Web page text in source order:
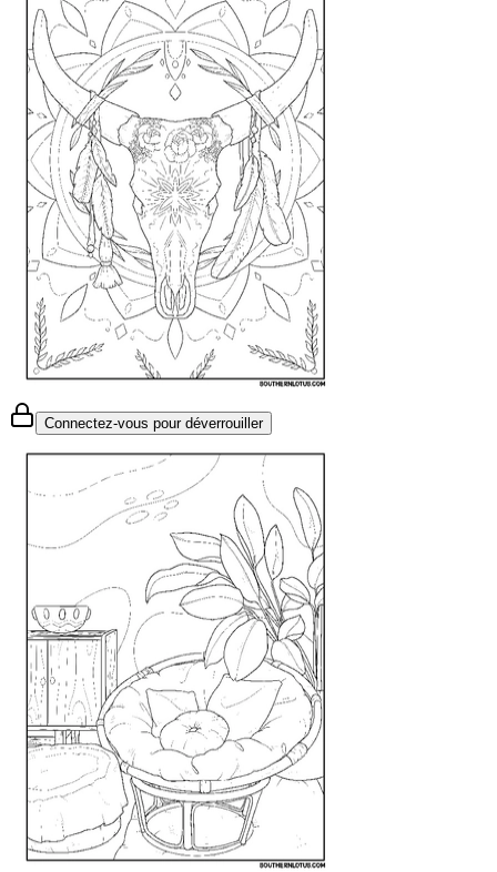
Connectez-vous pour déverrouiller